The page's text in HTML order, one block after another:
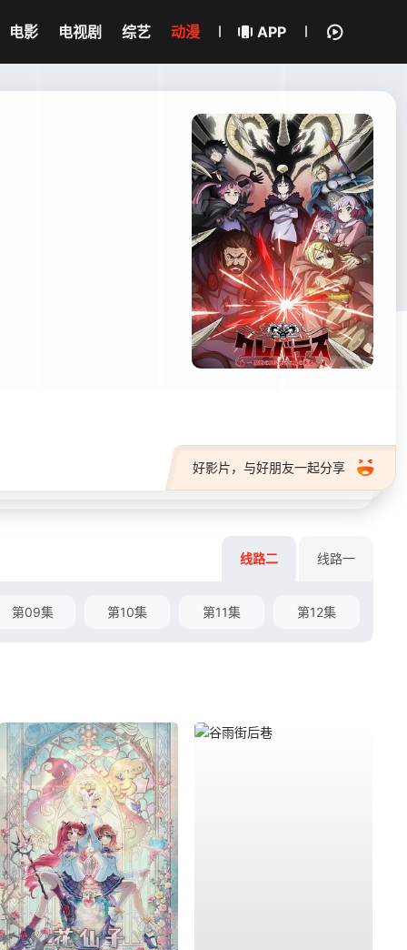
电影 电视剧 综艺 动漫 APP
好影片，与好朋友一起分享
线路二 线路一
第09集 第10集 第11集 第12集